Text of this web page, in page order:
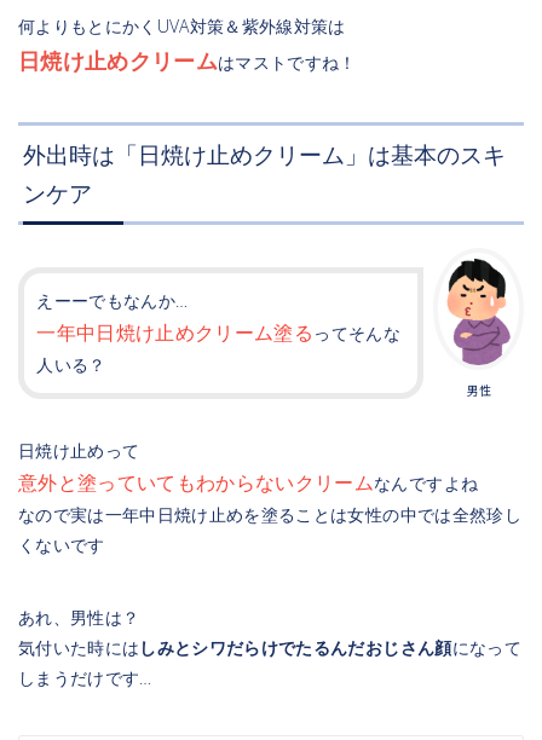
何よりもとにかくUVA対策＆紫外線対策は
日焼け止めクリームはマストですね！
外出時は「日焼け止めクリーム」は基本のスキ
ンケア
男性
えーーでもなんか…
一年中日焼け止めクリーム塗る ってそんな
人いる？
日焼け止めって
意外と塗っていてもわからないクリームなんですよね
なので実は一年中日焼け止めを塗ることは女性の中では全然珍し
くないです
あれ、男性は？
気付いた時には しみとシワだらけでたるんだおじさん顔になって
しまうだけです…